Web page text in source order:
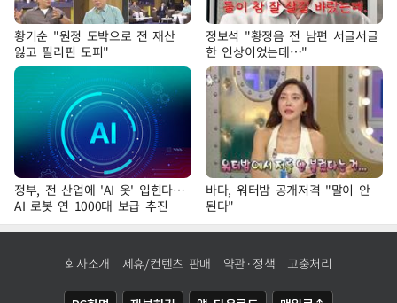
황기순 "원정 도박으로 전 재산
잃고 필리핀 도피"
정보석 "황정음 전 남편 서글서글
한 인상이었는데…"
정부, 전 산업에 'AI 옷' 입힌다…
AI 로봇 연 1000대 보급 추진
바다, 워터밤 공개저격 "말이 안
된다"
회사소개 제휴/컨텐츠 판매 약관·정책 고충처리